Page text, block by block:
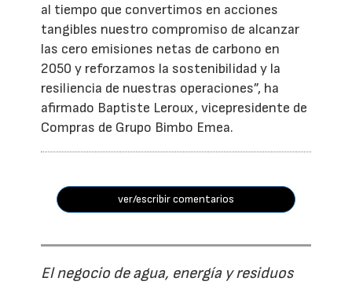
al tiempo que convertimos en acciones
tangibles nuestro compromiso de alcanzar
las cero emisiones netas de carbono en
2050 y reforzamos la sostenibilidad y la
resiliencia de nuestras operaciones”, ha
afirmado Baptiste Leroux, vicepresidente de
Compras de Grupo Bimbo Emea.
ver/escribir comentarios
El negocio de agua, energía y residuos